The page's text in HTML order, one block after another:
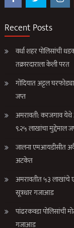
Recent Posts
वर्धा शहर पोलिसांची
तक्रारदाराला केली परत
गोंदियात अट्टल
जप्त
अमरावती: करजगाव
९.२५ लाखांचा मुद्देमाल
जालना एमआयडीसीत
अटकेत
अमरावतीत ५३ लाखांचे
सूत्रधार गजाआड
पांढरकवडा पोलिसांची
गजाआड